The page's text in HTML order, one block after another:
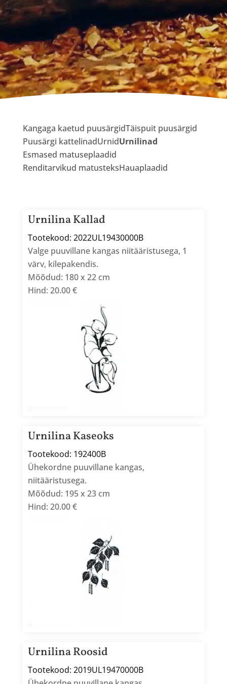
Kangaga kaetud puusärgidTäispuit puusärgid
Puusärgi kattelinadUrnidUrnilinad
Esmased matuseplaadid
Renditarvikud matusteksHauaplaadid
Urnilina Kallad
Tootekood: 2022UL19430000B
Valge puuvillane kangas niitääristusega, 1
värv, kilepakendis.
Mõõdud: 180 x 22 cm
Hind: 20.00 €
Urnilina Kaseoks
Tootekood: 192400B
Ühekordne puuvillane kangas,
niitääristusega.
Mõõdud: 195 x 23 cm
Hind: 20.00 €
Urnilina Roosid
Tootekood: 2019UL19470000B